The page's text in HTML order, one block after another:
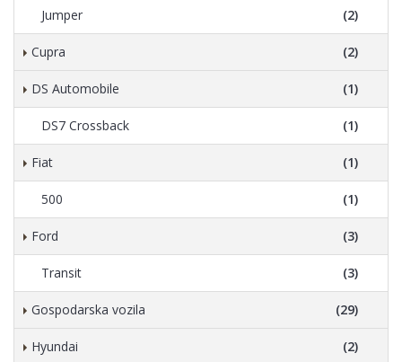
Jumper (2)
Cupra (2)
DS Automobile (1)
DS7 Crossback (1)
Fiat (1)
500 (1)
Ford (3)
Transit (3)
Gospodarska vozila (29)
Hyundai (2)